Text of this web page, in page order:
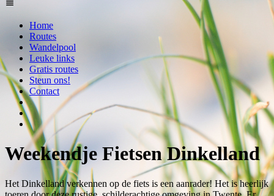
Home
Routes
Wandelpool
Leuke links
Gratis routes
Steun ons!
Contact
Weekendje Fietsen Dinkelland
Het Dinkelland verkennen op de fiets is een aanrader! Het is heerlijk